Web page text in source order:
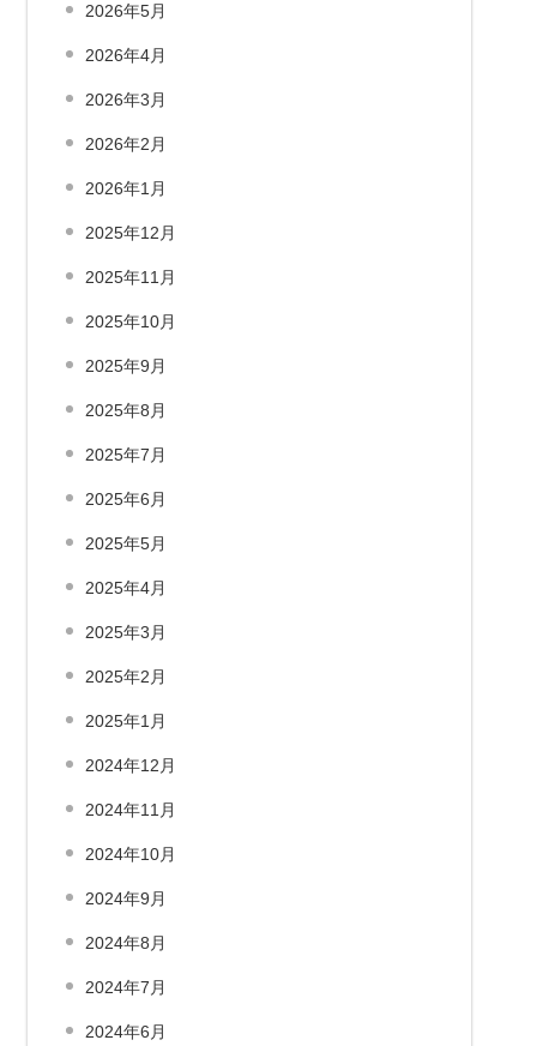
2026年5月
2026年4月
2026年3月
2026年2月
2026年1月
2025年12月
2025年11月
2025年10月
2025年9月
2025年8月
2025年7月
2025年6月
2025年5月
2025年4月
2025年3月
2025年2月
2025年1月
2024年12月
2024年11月
2024年10月
2024年9月
2024年8月
2024年7月
2024年6月